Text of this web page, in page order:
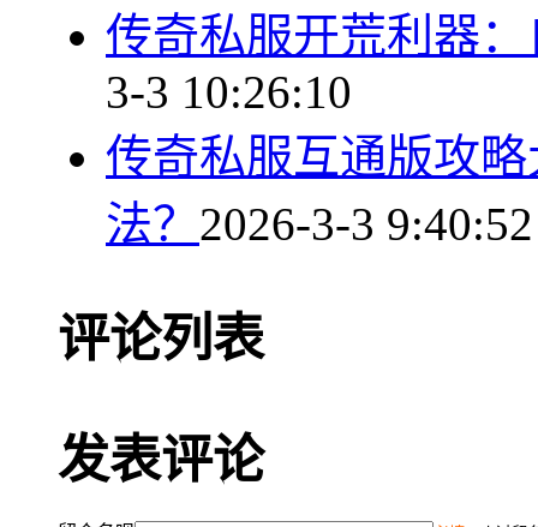
传奇私服开荒利器
3-3 10:26:10
传奇私服互通版攻
法？ 2026-3-3 9:40:52
评论列表
发表评论